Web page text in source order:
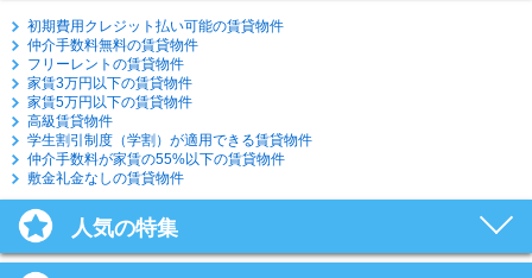
初期費用クレジット払い可能の賃貸物件
仲介手数料無料の賃貸物件
フリーレントの賃貸物件
家賃3万円以下の賃貸物件
家賃5万円以下の賃貸物件
高級賃貸物件
学生割引制度（学割）が適用できる賃貸物件
仲介手数料が家賃の55%以下の賃貸物件
敷金礼金なしの賃貸物件
人気の特集